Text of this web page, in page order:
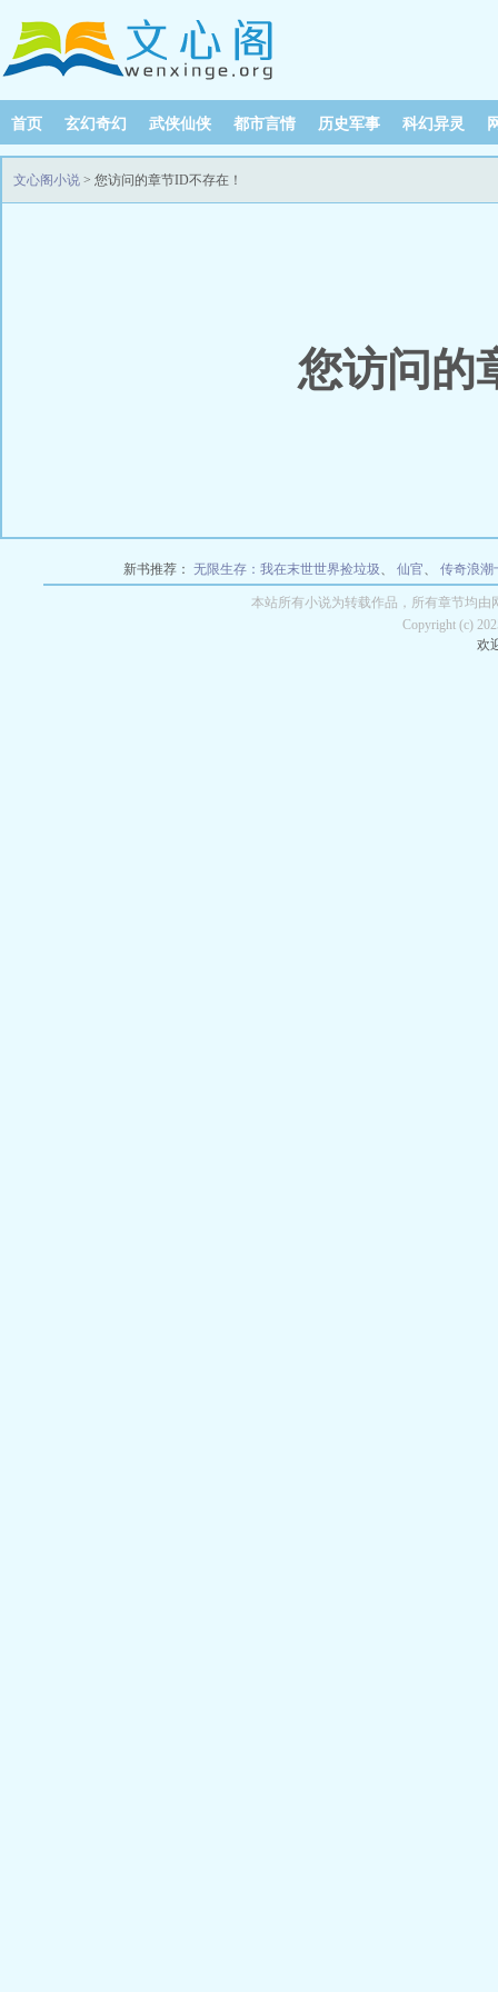
首页 玄幻奇幻 武侠仙侠 都市言情 历史军事 科幻异灵
文心阁小说 > 您访问的章节ID不存在！
您访问的
新书推荐： 无限生存：我在末世世界捡垃圾、 仙官、 传奇浪潮
本站所有小说为转载作品，所有章节均
Copyright (c)
欢